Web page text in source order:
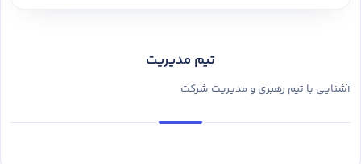
تیم مدیریت
آشنایی با تیم رهبری و مدیریت شرکت